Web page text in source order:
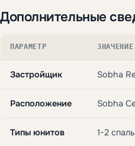
Дополнительные
ПАРАМЕТР ЗНАЧЕНИЕ
Застройщик Sobha
Расположение Sobha
Типы юнитов 1-2